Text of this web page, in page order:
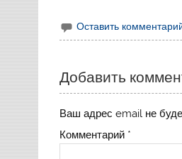
Оставить
Добавить
Ваш адрес email не
Комментарий *